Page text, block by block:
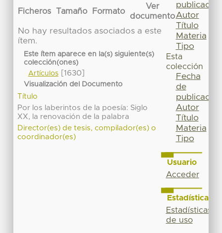
Ficheros Tamaño Formato
Ver
documento
No hay resultados asociados a este
ítem.
Este ítem aparece en la(s) siguiente(s)
colección(ones)
Artículos[1630]
Visualización del Documento
Título
Por los laberintos de la poesía: Siglo
XX, la renovación de la palabra
Director(es) de tesis, compilador(es) o
coordinador(es)
publicación
Autor
Título
Materia
Tipo
Esta
colección
Fecha
de
publicación
Autor
Título
Materia
Tipo
Usuario
Acceder
Estadísticas
Estadísticas
de uso